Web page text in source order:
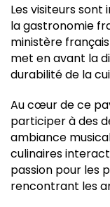
Les visiteurs sont
la gastronomie
ministère
met en avant la
durabilité de la
Au cœur de ce
participer à des
ambiance
culinaires
passion pour les
rencontrant les